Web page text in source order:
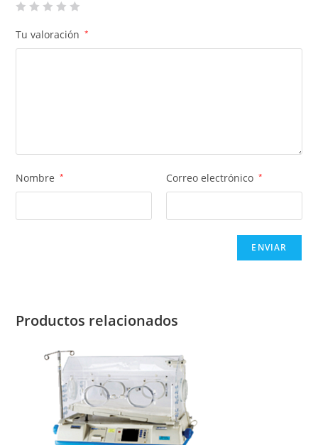
Tu valoración *
Nombre * Correo electrónico *
Productos relacionados